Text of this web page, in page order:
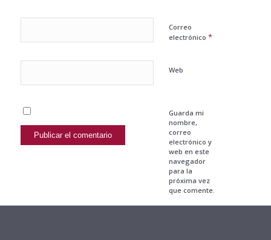
Correo
electrónico *
Web
Guarda mi
nombre,
correo
electrónico y
web en este
navegador
para la
próxima vez
que comente.